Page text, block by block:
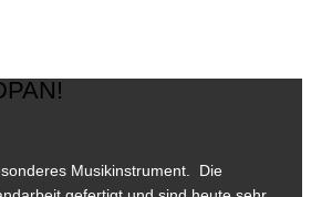
Musikinstrument. Die